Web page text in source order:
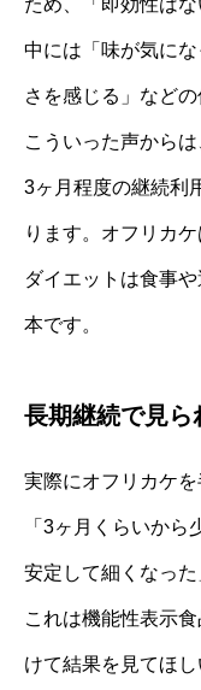
中には「味が気に
さを感じる」などの
こういった声から
3ヶ月程度の継続利
ります。オフリカ
ダイエットは食事
本です。
長期継続で見ら
実際にオフリカケ
「3ヶ月くらいか
安定して細くなった
これは機能性表示
けて結果を見てほ